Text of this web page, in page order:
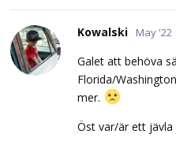
Kowalski May '22
Galet att behöva
Florida/
mer.
Öst var/är ett